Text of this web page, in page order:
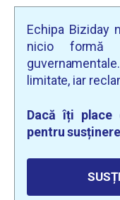
Echipa Biziday
nicio formă
limitate, iar
Dacă îți
pentru